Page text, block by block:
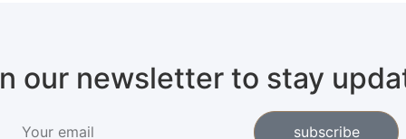
our newsletter to stay
subscribe